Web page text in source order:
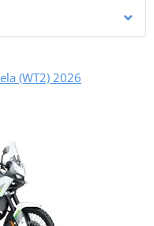
(WT2) 2026